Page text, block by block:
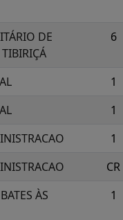
DE
6
1
1
1
CR
ÀS
1